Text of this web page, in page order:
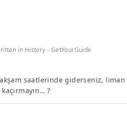
in History - GetYourGuide
akşam saatlerinde giderseniz, liman
?